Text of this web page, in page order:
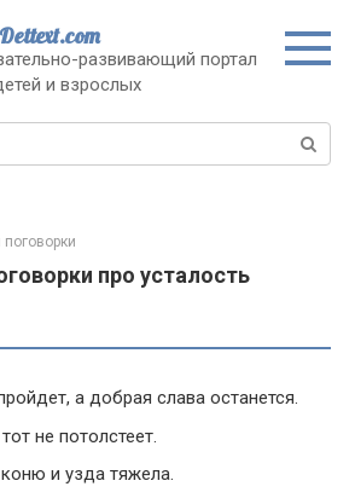
Dettext.com
развивающий портал
и взрослых
про усталость
а добрая слава останется.
не потолстеет.
и узда тяжела.